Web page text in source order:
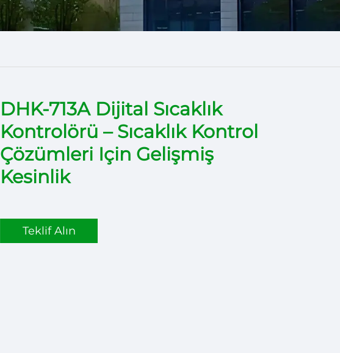
DHK-713A Dijital Sıcaklık
Kontrolörü – Sıcaklık Kontrol
Çözümleri Için Gelişmiş
Kesinlik
Teklif Alın